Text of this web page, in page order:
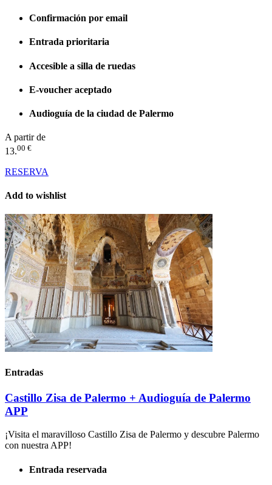
Confirmación por email
Entrada prioritaria
Accesible a silla de ruedas
E-voucher aceptado
Audioguía de la ciudad de Palermo
A partir de
13.00 €
RESERVA
Add to wishlist
Entradas
Castillo Zisa de Palermo + Audioguía de Palermo
APP
¡Visita el maravilloso Castillo Zisa de Palermo y descubre Palermo
con nuestra APP!
Entrada reservada